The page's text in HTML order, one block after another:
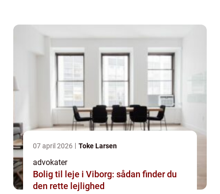
07 april 2026 Toke Larsen
advokater
Bolig til leje i Viborg: sådan finder du
den rette lejlighed